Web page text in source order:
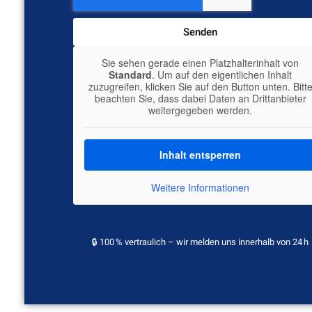
Senden
Sie sehen gerade einen Platzhalterinhalt von
Standard. Um auf den eigentlichen Inhalt
zuzugreifen, klicken Sie auf den Button unten. Bitte
beachten Sie, dass dabei Daten an Drittanbieter
weitergegeben werden.
Inhalt entsperren
Weitere Informationen
🔒 100 % vertraulich – wir melden uns innerhalb von 24 h